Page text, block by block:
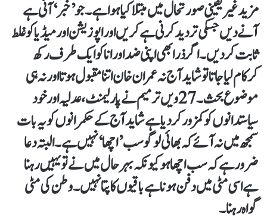
مزید غیر یقینی صورتحال میں مبتلا کیا ہوا ہے۔ جو ’خبر‘ آنی ہے
آنے دیں جسکی تردید کرنی ہے کریں اور اپوزیشن اور میڈیا کو غلط
ثابت کردیں۔ اگر ذرا بھی اپنی ضد اور انا کو ایک طرف رکھ
کرکام لیا جاتا توشاید آج نہ عمران خان اتنا مقبول ہوتا اور نہ ہی
موضوع بحث۔27ویں ترمیم نے پارلیمنٹ، عدلیہ اور خود
سیاستدانوں کو کمزور کردیا ہے شاید آج کے حکمرانوں کو یہ بات
سمجھ میں نہ آئے کہ بھائی لوگو سب ’اچھا‘ نہیں ہے ۔البتہ دعا
ضرور ہے کہ سب اچھا ہو کیونکہ بہرحال میں نے تو یہیں رہنا
ہے اسی مٹی میں دفن ہونا ہے باقیوں کا پتا نہیں ۔ وطن کی مٹی
گواہ رہنا۔